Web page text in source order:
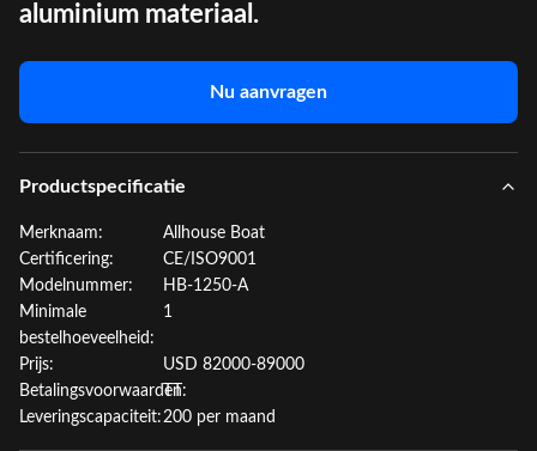
aluminium materiaal.
Nu aanvragen
Productspecificatie
Merknaam:
Allhouse Boat
Certificering:
CE/ISO9001
Modelnummer:
HB-1250-A
Minimale
bestelhoeveelheid:
1
Prijs:
USD 82000-89000
Betalingsvoorwaarden:
TT
Leveringscapaciteit:200 per maand